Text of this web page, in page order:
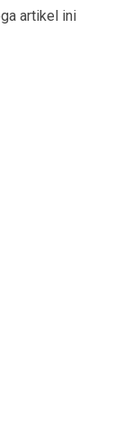
artikel ini